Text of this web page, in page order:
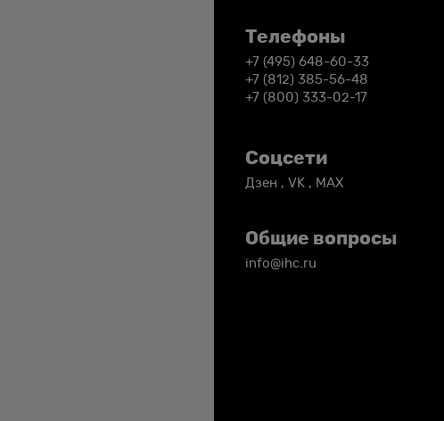
Телефоны
+7 (495) 648-60-33
+7 (812) 385-56-48
+7 (800) 333-02-17
Соцсети
Дзен , VK , MAX
Общие вопросы
info@ihc.ru